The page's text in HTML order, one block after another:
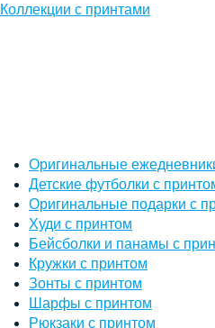
Коллекции с принтами
Оригинальные
Детские футболки с
Оригинальные подарки с
Худи с принтом
Бейсболки и панамы с
Кружки с принтом
Зонты с принтом
Шарфы с принтом
Рюкзаки с принтом